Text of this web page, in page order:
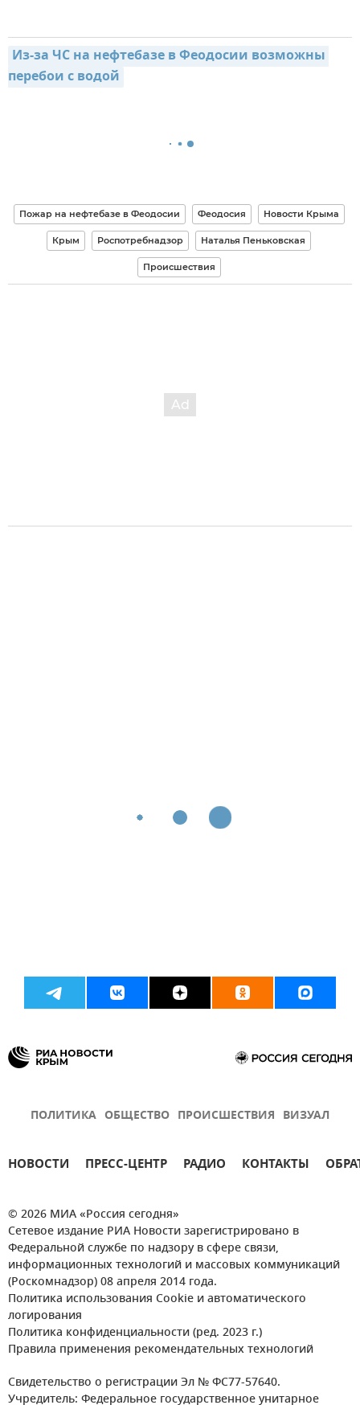
Из-за ЧС на нефтебазе в Феодосии возможны
перебои с водой
Пожар на нефтебазе в Феодосии Феодосия Новости Крыма
Крым Роспотребнадзор Наталья Пеньковская
Происшествия
ПОЛИТИКА ОБЩЕСТВО ПРОИСШЕСТВИЯ ВИЗУАЛ
НОВОСТИ ПРЕСС-ЦЕНТР РАДИО КОНТАКТЫ
© 2026 МИА «Россия сегодня»
Сетевое издание РИА Новости зарегистрировано в
Федеральной службе по надзору в сфере связи,
информационных технологий и массовых коммуникаций
(Роскомнадзор) 08 апреля 2014 года.
Политика использования Cookie и автоматического
логирования
Политика конфиденциальности (ред. 2023 г.)
Правила применения рекомендательных технологий
Свидетельство о регистрации Эл № ФС77-57640.
Учредитель: Федеральное государственное унитарное